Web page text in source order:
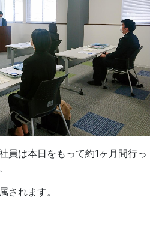
員は本日をもって約1ヶ月間行っ
されます。